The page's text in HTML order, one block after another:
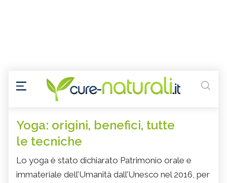
Yoga: origini, benefici, tutte
le tecniche
Lo yoga è stato dichiarato Patrimonio orale e
immateriale dell’Umanità dall’Unesco nel 2016, per